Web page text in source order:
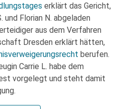
erklärt das Gericht,
und Florian N. abgeladen
aus dem Verfahren
Dresden erklärt hätten,
berufen.
Carrie L. habe dem
vorgelegt und steht damit